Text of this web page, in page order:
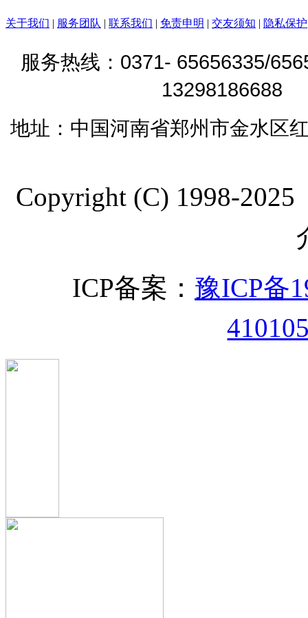
关于我们 | 服务团队 | 联系我们 | 免责申明 | 交友须知 | 隐私保护
服务热线： 0371- 65656335/
13298186688
地址： 中国河南省郑州市金水区
Copyright (C) 1998-
ICP备案： 豫ICP备